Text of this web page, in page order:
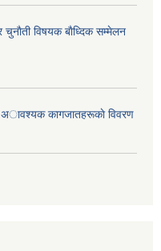
चुनाैती विषयक बाैध्दिक सम्मेलन
अावश्यक कागजातहरूकाे विवरण